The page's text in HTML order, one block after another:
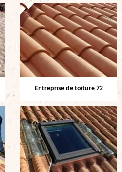
Entreprise de toiture 72